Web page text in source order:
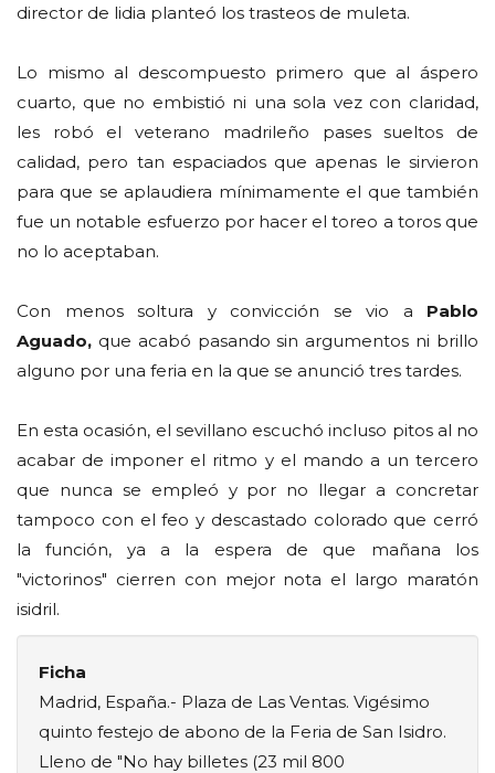
director de lidia planteó los trasteos de muleta.
Lo mismo al descompuesto primero que al áspero
cuarto, que no embistió ni una sola vez con claridad,
les robó el veterano madrileño pases sueltos de
calidad, pero tan espaciados que apenas le sirvieron
para que se aplaudiera mínimamente el que también
fue un notable esfuerzo por hacer el toreo a toros que
no lo aceptaban.
Con menos soltura y convicción se vio a Pablo
Aguado, que acabó pasando sin argumentos ni brillo
alguno por una feria en la que se anunció tres tardes.
En esta ocasión, el sevillano escuchó incluso pitos al no
acabar de imponer el ritmo y el mando a un tercero
que nunca se empleó y por no llegar a concretar
tampoco con el feo y descastado colorado que cerró
la función, ya a la espera de que mañana los
"victorinos" cierren con mejor nota el largo maratón
isidril.
Ficha
Madrid, España.- Plaza de Las Ventas. Vigésimo
quinto festejo de abono de la Feria de San Isidro.
Lleno de "No hay billetes (23 mil 800